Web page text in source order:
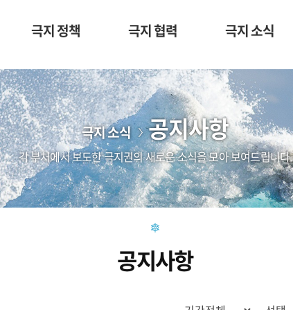
극지 정책 극지 협력 극지 소식
극지 소식 공지사항
각 부처에서 보도한 극지권의 새로운 소식을 모아 보여드립니다.
공지사항